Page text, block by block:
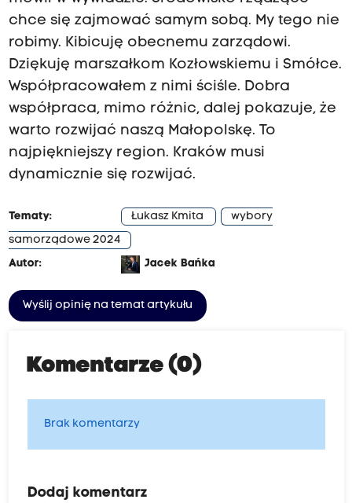
chce się zajmować samym sobą. My tego nie
robimy. Kibicuję obecnemu zarządowi.
Dziękuję marszałkom Kozłowskiemu i Smółce.
Współpracowałem z nimi ściśle. Dobra
współpraca, mimo różnic, dalej pokazuje, że
warto rozwijać naszą Małopolskę. To
najpiękniejszy region. Kraków musi
dynamicznie się rozwijać.
Tematy: Łukasz Kmita
wybory
samorządowe 2024
Autor:
Jacek Bańka
Wyślij opinię na temat artykułu
Komentarze (0)
Brak komentarzy
Dodaj komentarz